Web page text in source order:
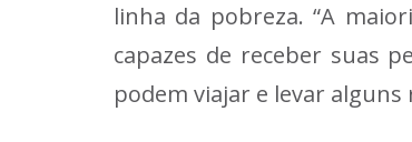
linha da pobreza. “A
capazes de receber suas
podem viajar e levar alguns